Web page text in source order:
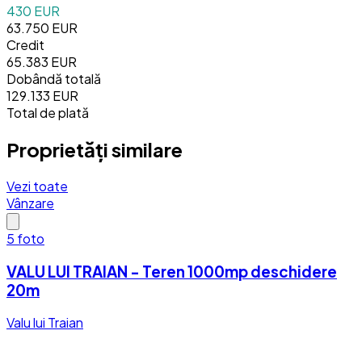
430 EUR
63.750 EUR
Credit
65.383 EUR
Dobândă totală
129.133 EUR
Total de plată
Proprietăți similare
Vezi toate
Vânzare
5 foto
VALU LUI TRAIAN - Teren 1000mp deschidere
20m
Valu lui Traian